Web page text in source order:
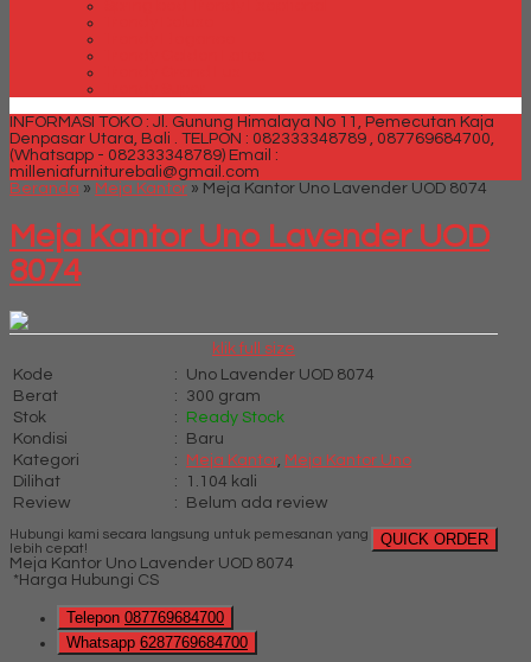
INFORMASI TOKO : Jl. Gunung Himalaya No 11, Pemecutan Kaja
Denpasar Utara, Bali . TELPON : 082333348789 , 087769684700,
(Whatsapp - 082333348789) Email :
milleniafurniturebali@gmail.com
Beranda » Meja Kantor » Meja Kantor Uno Lavender UOD 8074
Meja Kantor Uno Lavender UOD
8074
klik full size
Kode
:
Uno Lavender UOD 8074
Berat
:
300 gram
Stok
:
Ready Stock
Kondisi
:
Baru
Kategori
: Meja Kantor, Meja Kantor Uno
Dilihat
:
1.104 kali
Review
: Belum ada review
QUICK ORDER
Hubungi kami secara langsung untuk pemesanan yang
lebih cepat!
Meja Kantor Uno Lavender UOD 8074
*Harga Hubungi CS
Telepon 087769684700
Whatsapp 6287769684700